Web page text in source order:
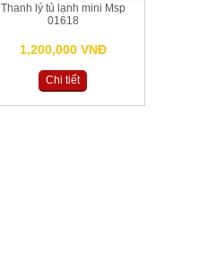
Thanh lý tủ lạnh mini Msp
01618
1,200,000 VNĐ
Chi tiết